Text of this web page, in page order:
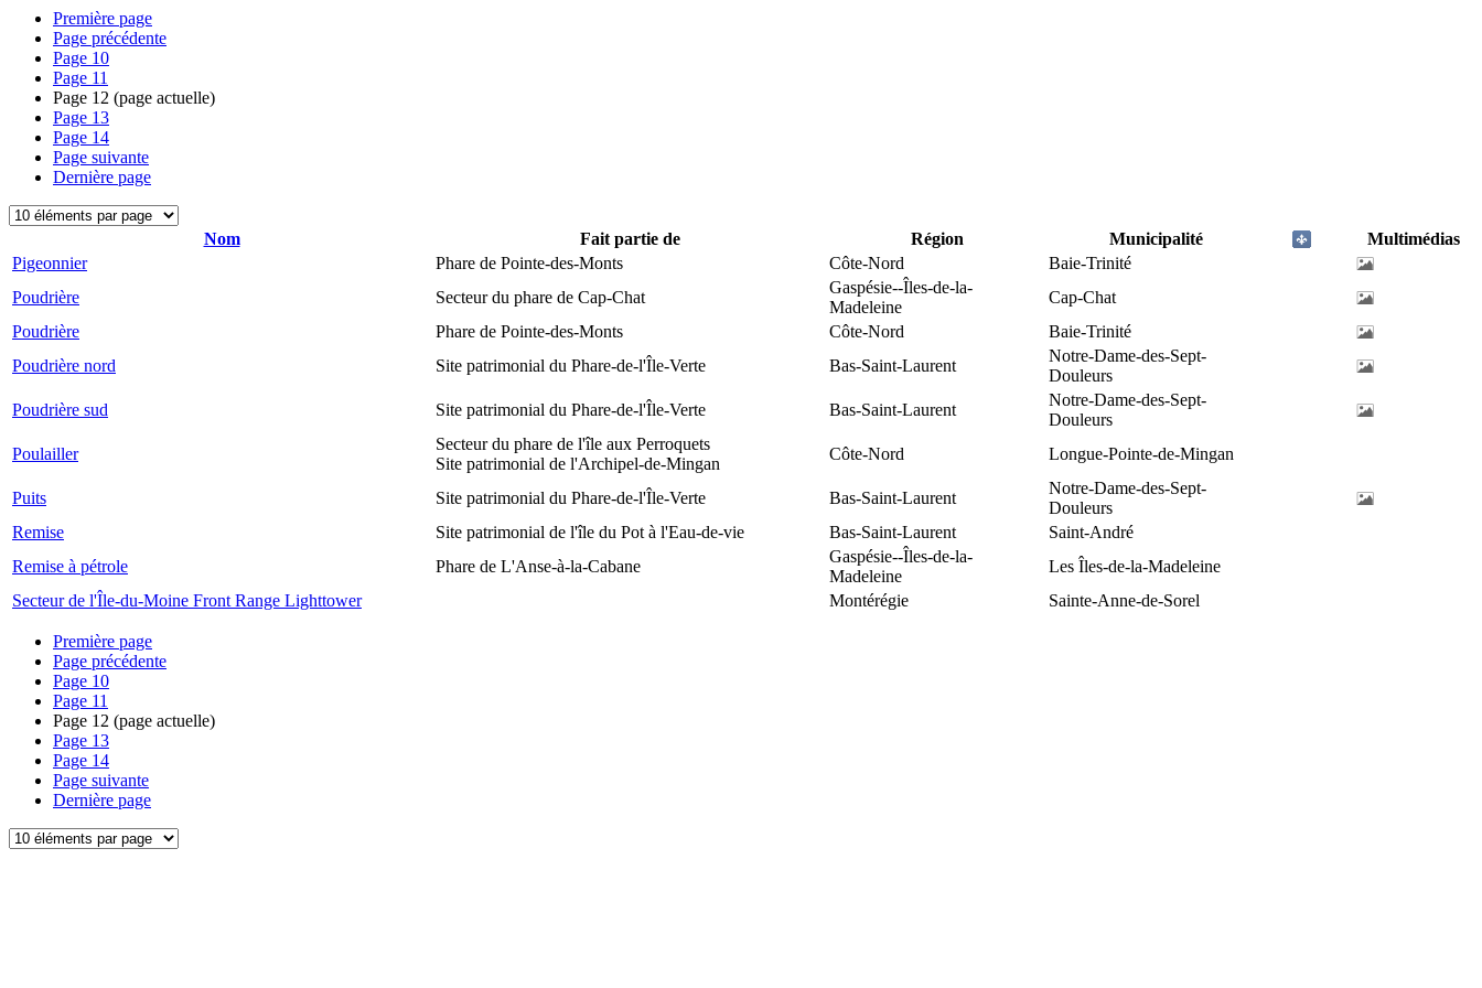
Première page
Page précédente
Page 10
Page 11
Page 12 (page actuelle)
Page 13
Page 14
Page suivante
Dernière page
Nom Fait partie de Région Municipalité
Multimédias
Pigeonnier
Phare de Pointe-des-Monts Côte-Nord
Baie-Trinité
Poudrière
Secteur du phare de Cap-Chat
Gaspésie--Îles-de-la-
Madeleine
Cap-Chat
Poudrière
Phare de Pointe-des-Monts Côte-Nord
Baie-Trinité
Poudrière nord
Site patrimonial du Phare-de-l'Île-Verte Bas-Saint-Laurent
Notre-Dame-des-Sept-
Douleurs
Poudrière sud
Site patrimonial du Phare-de-l'Île-Verte Bas-Saint-Laurent
Notre-Dame-des-Sept-
Douleurs
Poulailler
Secteur du phare de l'île aux Perroquets
Site patrimonial de l'Archipel-de-Mingan
Côte-Nord Longue-Pointe-de-Mingan
Puits Site patrimonial du Phare-de-l'Île-Verte Bas-Saint-Laurent
Notre-Dame-des-Sept-
Douleurs
Remise
Site patrimonial de l'île du Pot à l'Eau-de-vie Bas-Saint-Laurent
Saint-André
Remise à pétrole
Phare de L'Anse-à-la-Cabane
Gaspésie--Îles-de-la-
Madeleine
Les Îles-de-la-Madeleine
Secteur de l'Île-du-Moine Front Range Lighttower
Montérégie Sainte-Anne-de-Sorel
Première page
Page précédente
Page 10
Page 11
Page 12 (page actuelle)
Page 13
Page 14
Page suivante
Dernière page